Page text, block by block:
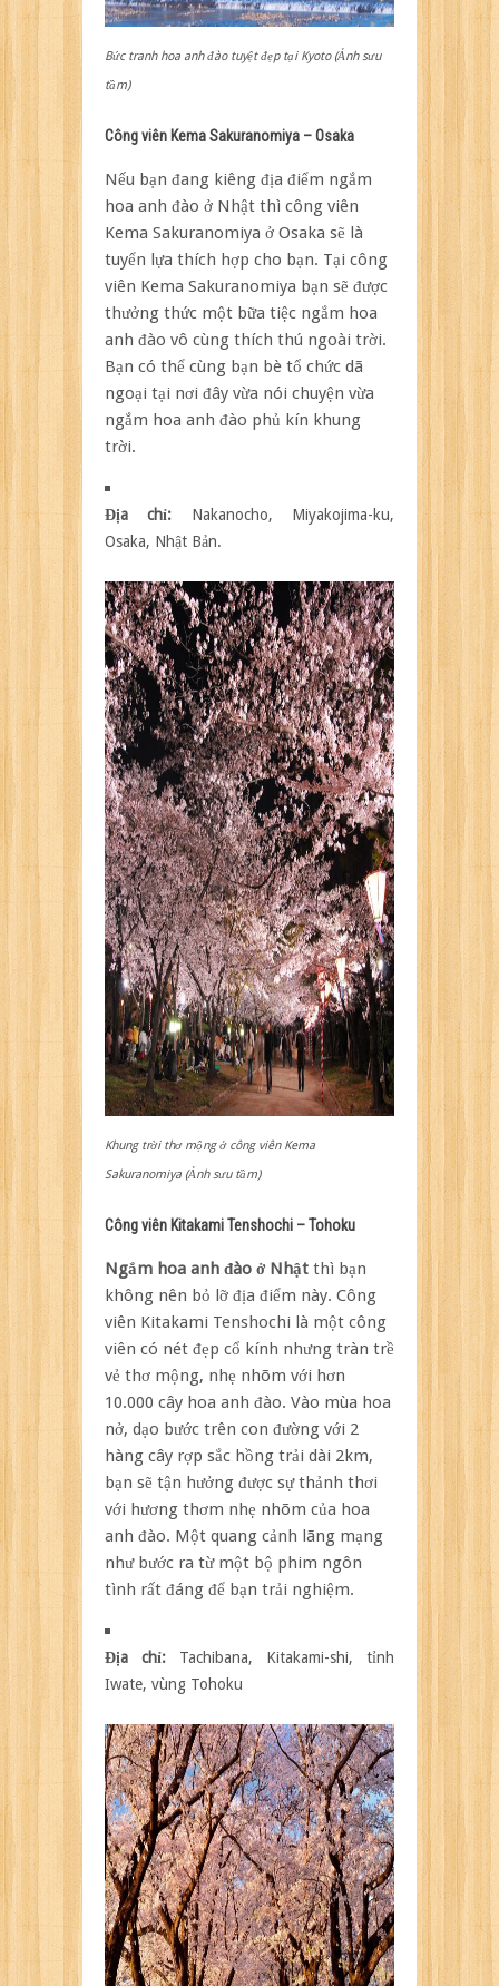
Bức tranh hoa anh đào tuyệt đẹp tại Kyoto (Ảnh sưu
tầm)
Công viên Kema Sakuranomiya – Osaka
Nếu bạn đang kiêng địa điểm ngắm
hoa anh đào ở Nhật thì công viên
Kema Sakuranomiya ở Osaka sẽ là
tuyển lựa thích hợp cho bạn. Tại công
viên Kema Sakuranomiya bạn sẽ được
thưởng thức một bữa tiệc ngắm hoa
anh đào vô cùng thích thú ngoài trời.
Bạn có thể cùng bạn bè tổ chức dã
ngoại tại nơi đây vừa nói chuyện vừa
ngắm hoa anh đào phủ kín khung
trời.
Địa chỉ:
Nakanocho, Miyakojima-ku,
Osaka, Nhật Bản.
Khung trời thơ mộng ở công viên Kema
Sakuranomiya (Ảnh sưu tầm)
Công viên Kitakami Tenshochi – Tohoku
Ngắm hoa anh đào ở Nhật thì bạn
không nên bỏ lỡ địa điểm này. Công
viên Kitakami Tenshochi là một công
viên có nét đẹp cổ kính nhưng tràn trề
vẻ thơ mộng, nhẹ nhõm với hơn
10.000 cây hoa anh đào. Vào mùa hoa
nở, dạo bước trên con đường với 2
hàng cây rợp sắc hồng trải dài 2km,
bạn sẽ tận hưởng được sự thảnh thơi
với hương thơm nhẹ nhõm của hoa
anh đào. Một quang cảnh lãng mạng
như bước ra từ một bộ phim ngôn
tình rất đáng để bạn trải nghiệm.
Địa chỉ:
Tachibana, Kitakami-shi, tỉnh
Iwate, vùng Tohoku